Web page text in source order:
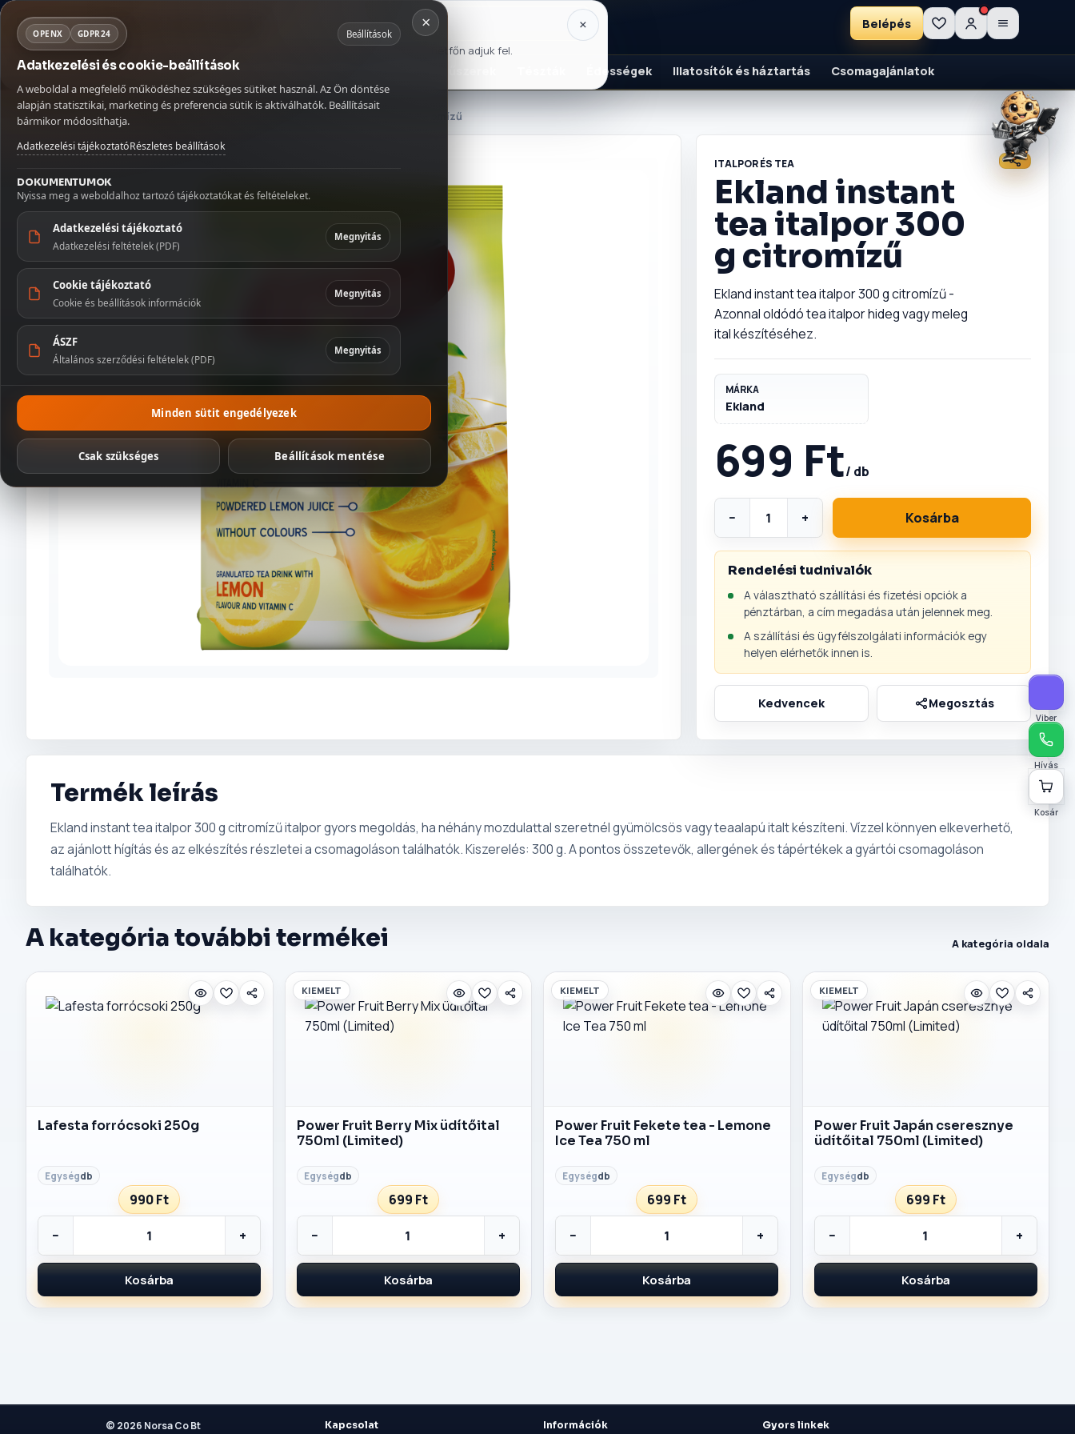
Belépés
Kávé Szörpök Édességek Illatosítók és háztartás Csomagajánlatok
NORSA CO BT
MENÜ
🏠 Kezdőlap
Kapcsolat
Kávé
Szószok és fűszerek
Tészták
Édességek
Illatosítók és
háztartás
Csomagajánlatok
Kezdőoldal/Üdítők és italok Ekland instant tea italpor 300 g citromízű
ITALPOR ÉS TEA
Ekland instant
tea italpor 300
g citromízű
Ekland instant tea italpor 300 g citromízű -
Azonnal oldódó tea italpor hideg vagy meleg
ital készítéséhez.
MÁRKA
Ekland
699 Ft/ db
− + Kosárba
Rendelési tudnivalók
A választható szállítási és fizetési opciók a
pénztárban, a cím megadása után jelennek meg.
A szállítási és ügyfélszolgálati információk egy
helyen elérhetők innen is.
Termék leírás
Ekland instant tea italpor 300 g citromízű italpor gyors megoldás, ha néhány mozdulattal szeretnél gyümölcsös vagy teaalapú italt készíteni. Vízzel könnyen elkeverhető,
az ajánlott hígítás és az elkészítés részletei a csomagoláson találhatók. Kiszerelés: 300 g. A pontos összetevők, allergének és tápértékek a gyártói csomagoláson
találhatók.
A kategória további termékei A kategória oldala
Lafesta forrócsoki 250g
db
990 Ft
− +
Kosárba
KIEMELT
Power Fruit Berry Mix üdítőital
750ml (Limited)
db
699 Ft
− +
Kosárba
KIEMELT
Power Fruit Fekete tea - Lemone
Ice Tea 750 ml
db
699 Ft
− +
Kosárba
KIEMELT
Power Fruit Japán cseresznye
üdítőital 750ml (Limited)
db
699 Ft
− +
Kosárba
© 2026 Norsa Co Bt Kapcsolat Információk Gyors linkek
Viber
Hívás
Kosár
Kosár ×
Betöltés...
×
Fontos szállítási információ
Szabadság miatt az augusztus 9–16. között leadott rendeléseket augusztus 17-én, hétfőn adjuk fel.
Köszönjük megértését!
×
OPENX GDPR24 Beállítások
Adatkezelési és cookie-beállítások
A weboldal a megfelelő működéshez szükséges sütiket használ. Az Ön döntése
alapján statisztikai, marketing és preferencia sütik is aktiválhatók. Beállításait
bármikor módosíthatja.
Adatkezelési tájékoztatóRészletes beállítások
DOKUMENTUMOK
Nyissa meg a weboldalhoz tartozó tájékoztatókat és feltételeket.
Adatkezelési tájékoztató
Adatkezelési feltételek (PDF)
Megnyitás
Cookie tájékoztató
Cookie és beállítások információk
Megnyitás
ÁSZF
Általános szerződési feltételek (PDF)
Megnyitás
Minden sütit engedélyezek
Csak szükséges Beállítások mentése